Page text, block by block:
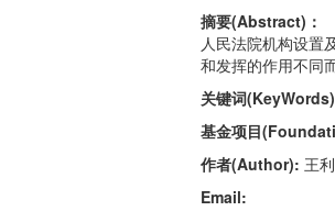
摘要(Abstract)：
人民法院机构设置
和发挥的作用不同
关键词(KeyWords)
基金项目
作者(Author): 王
Email: